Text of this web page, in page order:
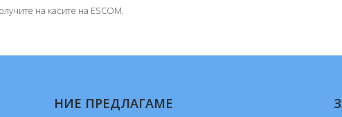
на касите на ESCOM.
НИЕ ПРЕДЛАГАМЕ